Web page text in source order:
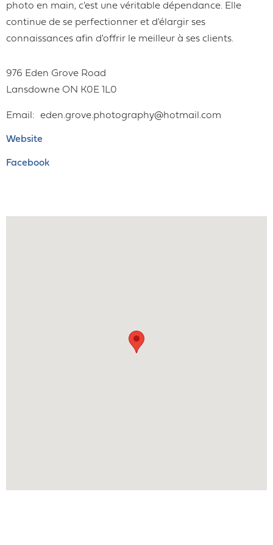
photo en main, c'est une véritable dépendance. Elle
continue de se perfectionner et d'élargir ses
connaissances afin d'offrir le meilleur à ses clients.
976 Eden Grove Road
Lansdowne ON K0E 1L0
Email eden.grove.photography@hotmail.com
Website
Facebook